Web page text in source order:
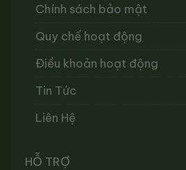
Chính sách bảo mật
Quy chế hoạt động
Điều khoản hoạt động
Tin Tức
Liên Hệ
HỖ TRỢ